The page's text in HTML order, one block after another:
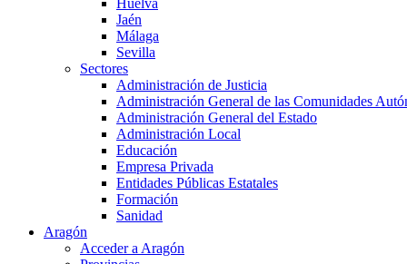
Huelva
Jaén
Málaga
Sevilla
Sectores
Administración de Justicia
Administración General de las Comunidades
Administración General del Estado
Administración Local
Educación
Empresa Privada
Entidades Públicas Estatales
Formación
Sanidad
Aragón
Acceder a Aragón